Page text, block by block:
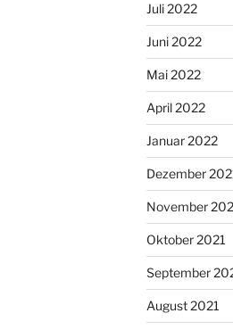
Juli 2022
Juni 2022
Mai 2022
April 2022
Januar 2022
Dezember
November
Oktober 2021
September
August 2021